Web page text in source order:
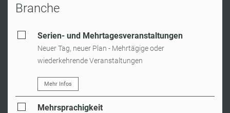
Branche
Serien- und Mehrtagesveranstaltungen
Neuer Tag, neuer Plan - Mehrtägige oder
wiederkehrende Veranstaltungen
Mehr Infos
Mehrsprachigkeit